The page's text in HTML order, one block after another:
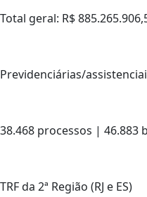
Total geral: R$
Previdenciárias/
38.468 processos | 46.883
TRF da 2ª Região (RJ e ES)